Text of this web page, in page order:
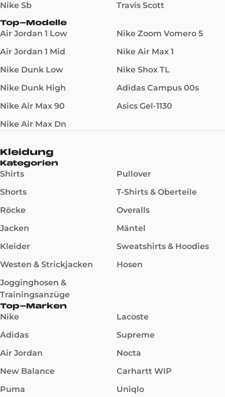
Nike Sb
Travis Scott
Top-Modelle
Air Jordan 1 Low
Air Jordan 1 Mid
Nike Dunk Low
Nike Dunk High
Nike Air Max 90
Nike Air Max Dn
Nike Zoom Vomero 5
Nike Air Max 1
Nike Shox TL
Adidas Campus 00s
Asics Gel-1130
Kleidung
Kategorien
Shirts
Shorts
Röcke
Jacken
Kleider
Westen & Strickjacken
Jogginghosen &
Trainingsanzüge
Pullover
T-Shirts & Oberteile
Overalls
Mäntel
Sweatshirts & Hoodies
Hosen
Top-Marken
Nike
Adidas
Air Jordan
New Balance
Puma
Lacoste
Supreme
Nocta
Carhartt WIP
Uniqlo